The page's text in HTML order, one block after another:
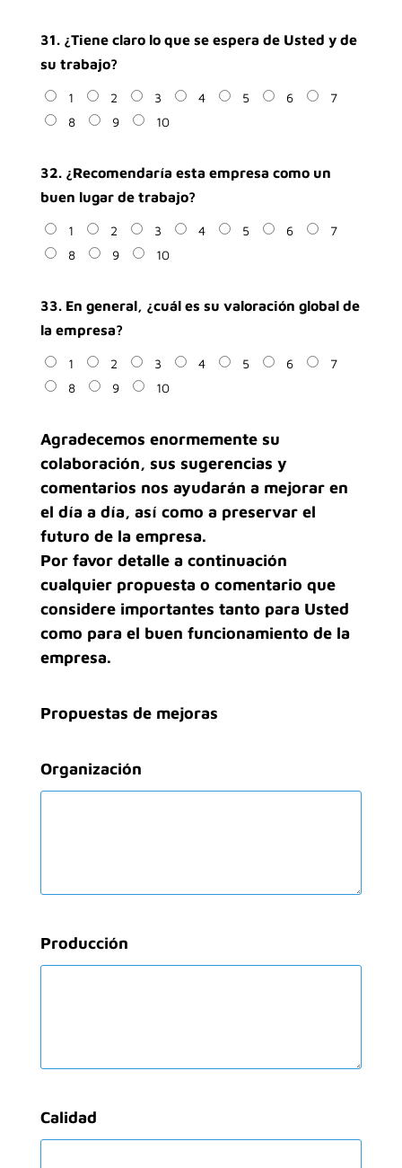
31. ¿Tiene claro lo que se espera de Usted y de
su trabajo?
1 2 3 4 5 6
7
8
9 10
32. ¿Recomendaría esta empresa como un
buen lugar de trabajo?
1 2 3 4 5 6
7
8
9 10
33. En general, ¿cuál es su valoración global de
la empresa?
1 2 3 4 5 6
7
8
9 10
Agradecemos enormemente su
colaboración, sus sugerencias y
comentarios nos ayudarán a mejorar en
el día a día, así como a preservar el
futuro de la empresa.
Por favor detalle a continuación
cualquier propuesta o comentario que
considere importantes tanto para Usted
como para el buen funcionamiento de la
empresa.
Propuestas de mejoras
Organización
Producción
Calidad